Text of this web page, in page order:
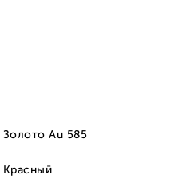
Золото Au 585
Красный